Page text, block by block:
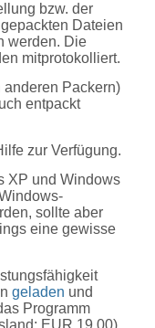
bzw. der
Dateien
werden. Die
mitprotokolliert.
Packern)
entpackt
zur Verfügung.
XP und Windows
sollte aber
eine gewisse
geladen und
Programm
EUR 19,00)